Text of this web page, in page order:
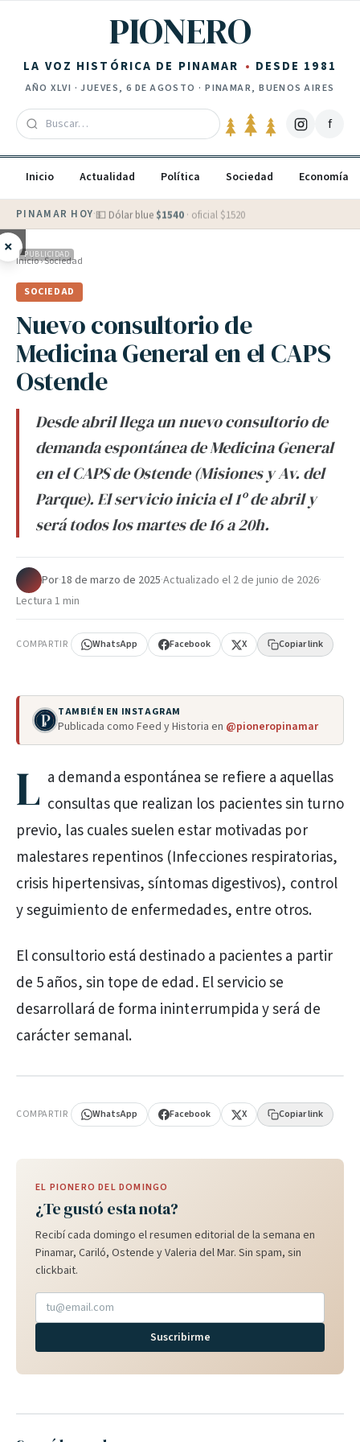
PIONERO
LA VOZ HISTÓRICA DE PINAMAR DESDE 1981
AÑOXLVI ·JUEVES, 6 DE AGOSTO · PINAMAR, BUENOS AIRES
f
Inicio Actualidad Política Sociedad Economía
PINAMAR HOY·💵 Dólar blue $1540 · oficial $1520
× PUBLICIDAD
Inicio›Sociedad
SOCIEDAD
Nuevo consultorio de
Medicina General en el CAPS
Ostende
Desde abril llega un nuevo consultorio de
demanda espontánea de Medicina General
en el CAPS de Ostende (Misiones y Av. del
Parque). El servicio inicia el 1º de abril y
será todos los martes de 16 a 20h.
Por·18 de marzo de 2025·Actualizado el 2 de junio de 2026·
Lectura 1 min
COMPARTIR WhatsApp Facebook X Copiar link
TAMBIÉN EN INSTAGRAM
Publicada como Feed y Historia en @pioneropinamar
L a demanda espontánea se refiere a aquellas
consultas que realizan los pacientes sin turno
previo, las cuales suelen estar motivadas por
malestares repentinos (Infecciones respiratorias,
crisis hipertensivas, síntomas digestivos), control
y seguimiento de enfermedades, entre otros.
El consultorio está destinado a pacientes a partir
de 5 años, sin tope de edad. El servicio se
desarrollará de forma ininterrumpida y será de
carácter semanal.
COMPARTIR WhatsApp Facebook X Copiar link
EL PIONERO DEL DOMINGO
¿Te gustó esta nota?
Recibí cada domingo el resumen editorial de la semana en
Pinamar, Cariló, Ostende y Valeria del Mar. Sin spam, sin
clickbait.
Suscribirme